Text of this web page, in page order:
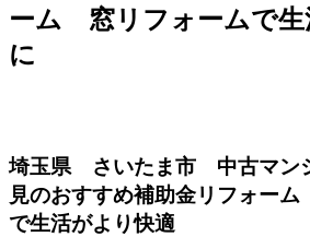
ーム 窓リフォームで生
に
埼玉県 さいたま市 中古マン
見のおすすめ補助金リフォー
で生活がより快適